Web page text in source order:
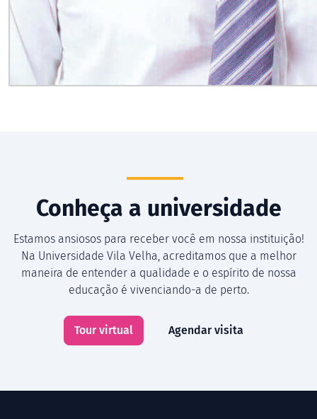
Conheça a universidade
Estamos ansiosos para receber você em nossa instituição!
Na Universidade Vila Velha, acreditamos que a melhor
maneira de entender a qualidade e o espírito de nossa
educação é vivenciando-a de perto.
Tour virtual Agendar visita